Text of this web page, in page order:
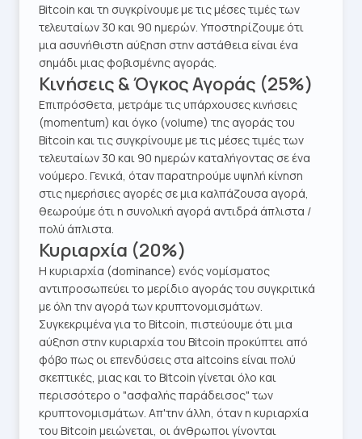
Bitcoin και τη συγκρίνουμε με τις μέσες τιμές των
τελευταίων 30 και 90 ημερών. Υποστηρίζουμε ότι
μια ασυνήθιστη αύξηση στην αστάθεια είναι ένα
σημάδι μιας φοβισμένης αγοράς.
Κινήσεις & Όγκος Αγοράς (25%)
Επιπρόσθετα, μετράμε τις υπάρχουσες κινήσεις
(momentum) και όγκο (volume) της αγοράς του
Bitcoin και τις συγκρίνουμε με τις μέσες τιμές των
τελευταίων 30 και 90 ημερών καταλήγοντας σε ένα
νούμερο. Γενικά, όταν παρατηρούμε υψηλή κίνηση
στις ημερήσιες αγορές σε μια καλπάζουσα αγορά,
θεωρούμε ότι η συνολική αγορά αντιδρά άπλιστα /
πολύ άπλιστα.
Κυριαρχία (20%)
Η κυριαρχία (dominance) ενός νομίσματος
αντιπροσωπεύει το μερίδιο αγοράς του συγκριτικά
με όλη την αγορά των κρυπτονομισμάτων.
Συγκεκριμένα για το Bitcoin, πιστεύουμε ότι μια
αύξηση στην κυριαρχία του Bitcoin προκύπτει από
φόβο πως οι επενδύσεις στα altcoins είναι πολύ
σκεπτικές, μιας και το Bitcoin γίνεται όλο και
περισσότερο ο "ασφαλής παράδεισος" των
κρυπτονομισμάτων. Απ'την άλλη, όταν η κυριαρχία
του Bitcoin μειώνεται, οι άνθρωποι γίνονται